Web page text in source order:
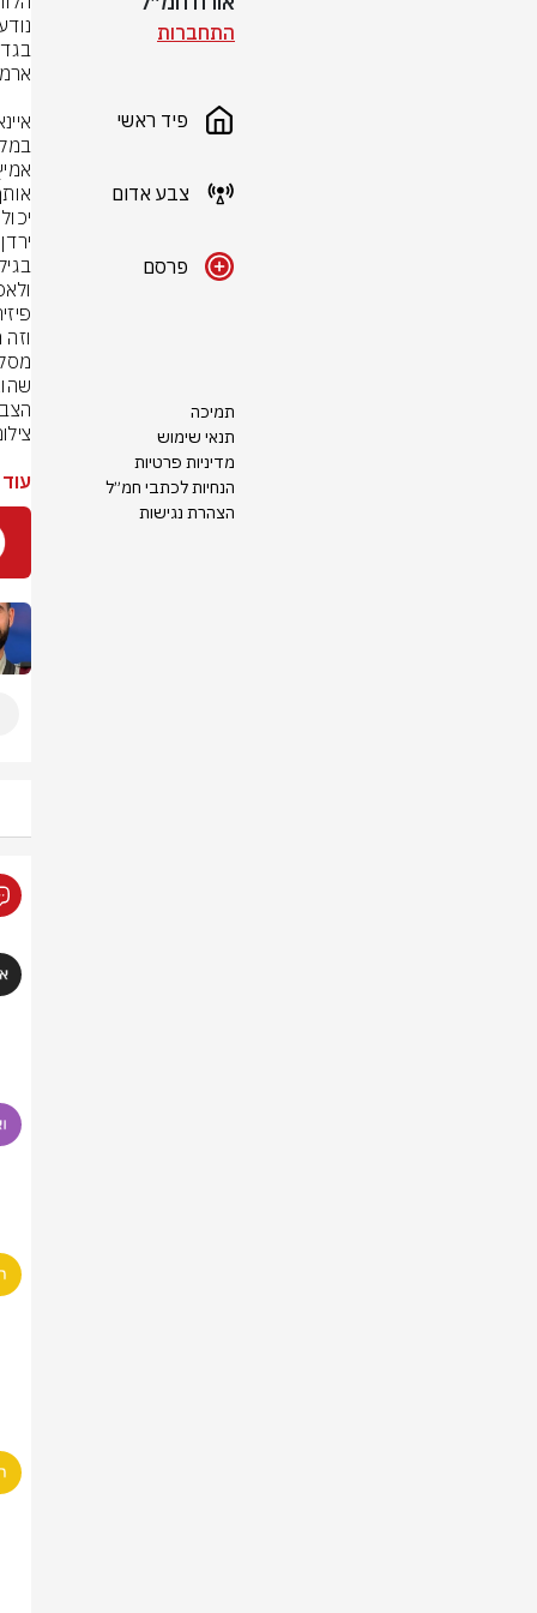
התחברות
פיד ראשי
צבע אדום
פרסם
תמיכה
תנאי שימוש
מדיניות פרטיות
הנחיות לכתבי חמ״ל
הצהרת נגישות